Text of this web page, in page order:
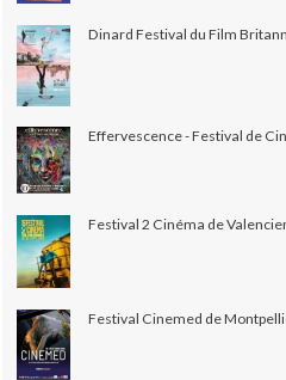
Dinard Festival du Film
Effervescence - Festival de
Festival 2 Cinéma de
Festival Cinemed de